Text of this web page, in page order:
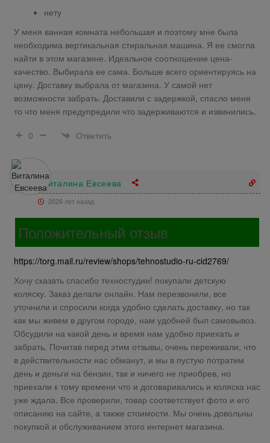
нету
У меня ванная комната небольшая и поэтому мне была
необходима вертикальная стиральная машина. Я ее смогла
найти в этом магазине. Идеальное соотношение цена-
качество. Выбирала ее сама. Больше всего ориентируясь на
цену. Доставку выбрала от магазина. У самой нет
возможности забрать. Доставили с задержкой, спасло меня
то что меня предупредили что задерживаются и извинились.
0
Ответить
Виталина Евсеева
2026 лет назад
Положительный отзыв
https://torg.mail.ru/review/shops/tehnostudio-ru-cid2769/
Хочу сказать спасибо техностудии! покупали детскую
коляску. Заказ делали онлайн. Нам перезвонили, все
уточнили и спросили когда удобно сделать доставку, но так
как мы живем в другом городе, нам удобней был самовывоз.
Обсудили на какой день и время нам удобно приехать и
забрать. Почитав перед этим отзывы, очень переживали, что
в действительности нас обманут, и мы в пустую потратим
день и деньги на бензин, так и ничего не приобрев, но
приехали к тому времени что и договаривались и коляска нас
уже ждала. Все проверили, товар соответствует фото и его
описанию на сайте, а также стоимости. Мы очень довольны
покупкой и обслуживанием этого интернет магазина.